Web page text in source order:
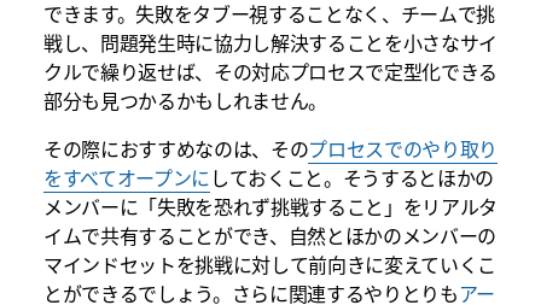
できます。失敗をタブー視することなく、チームで挑
戦し、問題発生時に協力し解決することを小さなサイ
クルで繰り返せば、その対応プロセスで定型化できる
部分も見つかるかもしれません。
その際におすすめなのは、そのプロセスでのやり取り
をすべてオープンにしておくこと。そうするとほかの
メンバーに「失敗を恐れず挑戦すること」をリアルタ
イムで共有することができ、自然とほかのメンバーの
マインドセットを挑戦に対して前向きに変えていくこ
とができるでしょう。さらに関連するやりとりもアー